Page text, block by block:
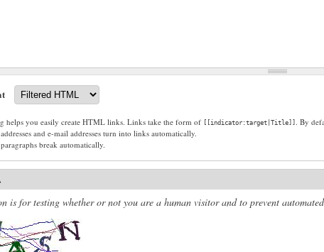
helps you easily create HTML links. Links take the form of [[indicator:target|Title]]. By
and e-mail addresses turn into links automatically.
break automatically.
is for testing whether or not you are a human visitor and to prevent automated